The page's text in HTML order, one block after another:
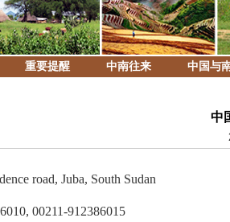
重要提醒 中南往来 中国与
中
road, Juba, South Sudan
00211-912386015